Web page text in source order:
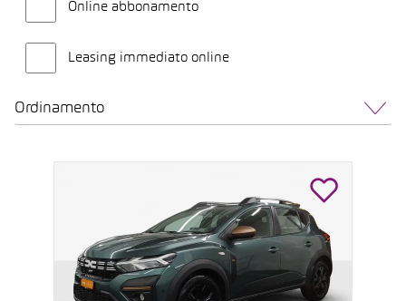
Online abbonamento
Leasing immediato online
Ordinamento